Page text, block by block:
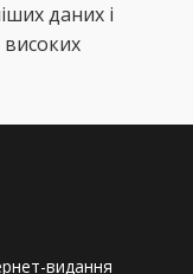
даних і
високих
видання